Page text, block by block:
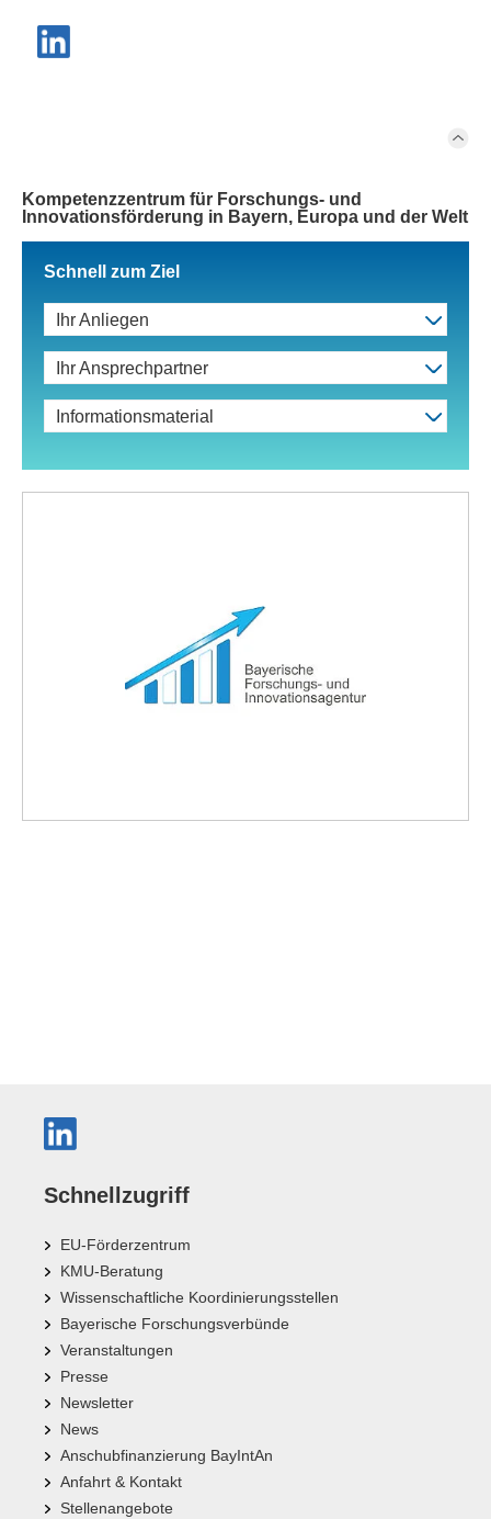
Kompetenzzentrum für Forschungs- und
Innovationsförderung in Bayern, Europa und der Welt
Schnell zum Ziel
Ihr Anliegen
Ihr Ansprechpartner
Informationsmaterial
Schnellzugriff
EU-Förderzentrum
KMU-Beratung
Wissenschaftliche Koordinierungsstellen
Bayerische Forschungsverbünde
Veranstaltungen
Presse
Newsletter
News
Anschubfinanzierung BayIntAn
Anfahrt & Kontakt
Stellenangebote